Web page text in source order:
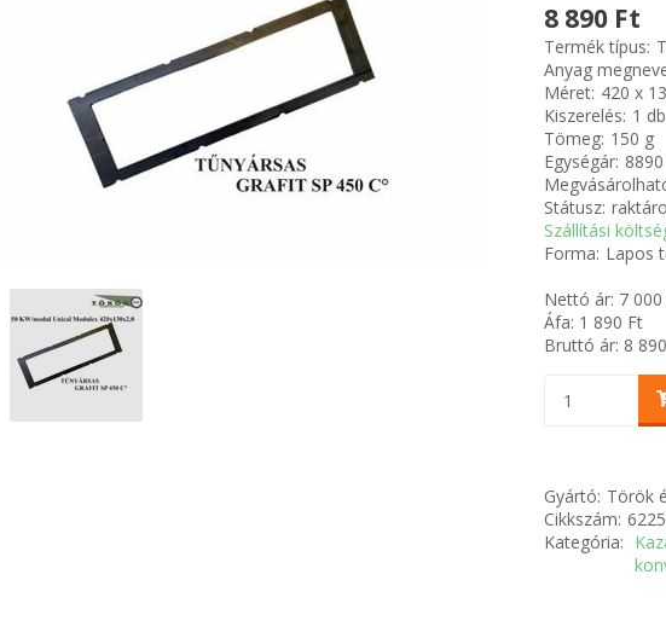
8 890 Ft
Termék típus:
Anyag
Méret: 420 x
Kiszerelés: 1 db
Tömeg: 150 g
Egységár:
Státusz:
Szállítási
Forma: Lapos
Nettó ár: 7 000
Áfa: 1 890 Ft
Bruttó ár: 8 890
Gyártó: Török
Cikkszám: 6225
Kategória: